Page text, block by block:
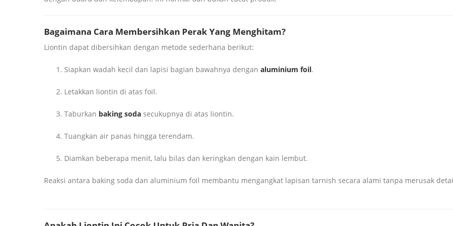
Bagaimana Cara Membersihkan Perak Yang Menghitam?
Liontin dapat dibersihkan dengan metode sederhana berikut:
Siapkan wadah kecil dan lapisi bagian bawahnya dengan aluminium foil.
Letakkan liontin di atas foil.
Taburkan baking soda secukupnya di atas liontin.
Tuangkan air panas hingga terendam.
Diamkan beberapa menit, lalu bilas dan keringkan dengan kain lembut.
Reaksi antara baking soda dan aluminium foil membantu mengangkat lapisan tarnish secara alami tanpa merusak